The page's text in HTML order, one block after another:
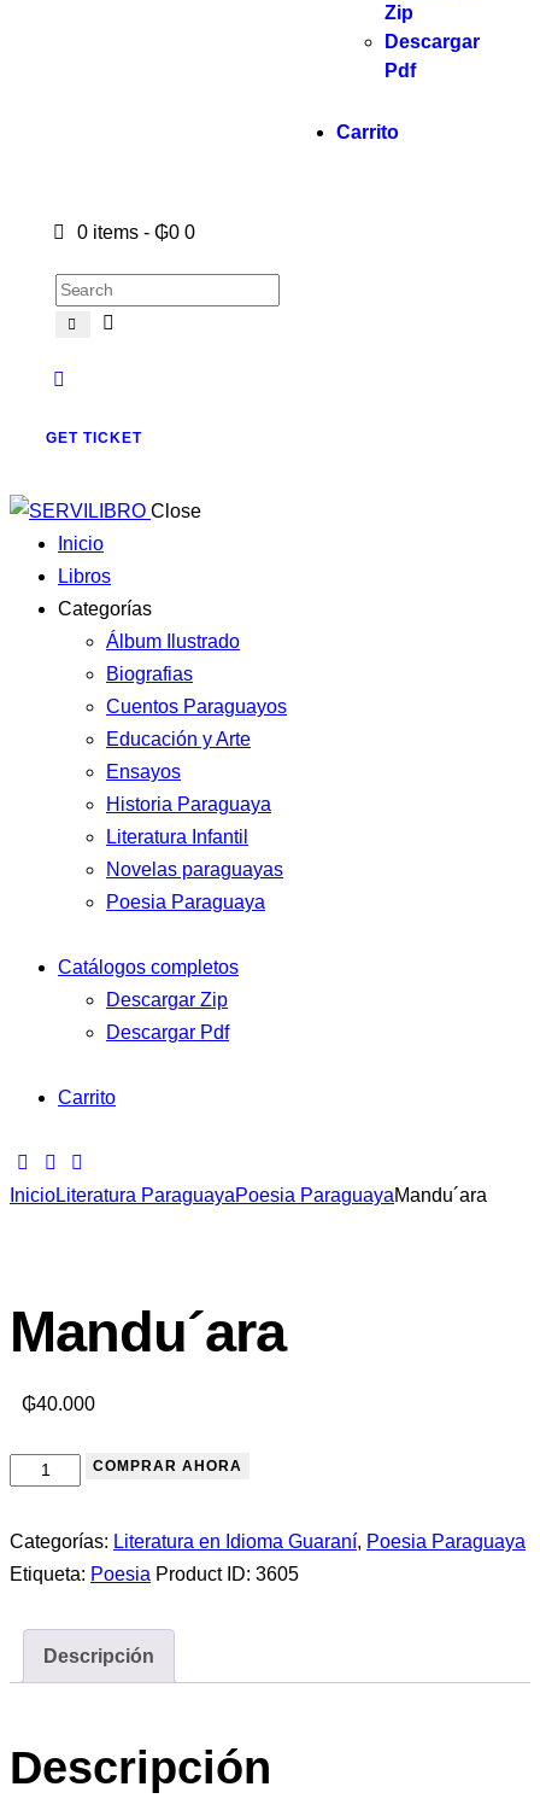
Zip
Descargar
Pdf
Carrito
0 items - ₲0 0
GET TICKET
Close
Inicio
Libros
Categorías
Álbum Ilustrado
Biografias
Cuentos Paraguayos
Educación y Arte
Ensayos
Historia Paraguaya
Literatura Infantil
Novelas paraguayas
Poesia Paraguaya
Catálogos completos
Descargar Zip
Descargar Pdf
Carrito
InicioLiteratura ParaguayaPoesia ParaguayaMandu´ara
Mandu´ara
₲40.000
COMPRAR AHORA
Categorías: Literatura en Idioma Guaraní, Poesia Paraguaya
Etiqueta: Poesia Product ID: 3605
Descripción
Descripción